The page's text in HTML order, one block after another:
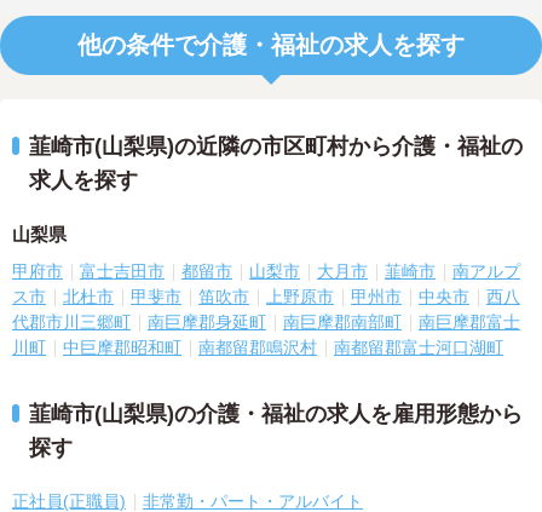
他の条件で介護・福祉の求人を探す
韮崎市(山梨県)の近隣の市区町村から介護・福祉の
求人を探す
山梨県
甲府市 富士吉田市 都留市 山梨市 大月市 韮崎市
南アルプ
ス市
北杜市 甲斐市 笛吹市 上野原市 甲州市 中央市
西八
代郡市川三郷町
南巨摩郡身延町 南巨摩郡南部町
南巨摩郡富士
川町
中巨摩郡昭和町 南都留郡鳴沢村 南都留郡富士河口湖町
韮崎市(山梨県)の介護・福祉の求人を雇用形態から
探す
正社員(正職員) 非常勤・パート・アルバイト